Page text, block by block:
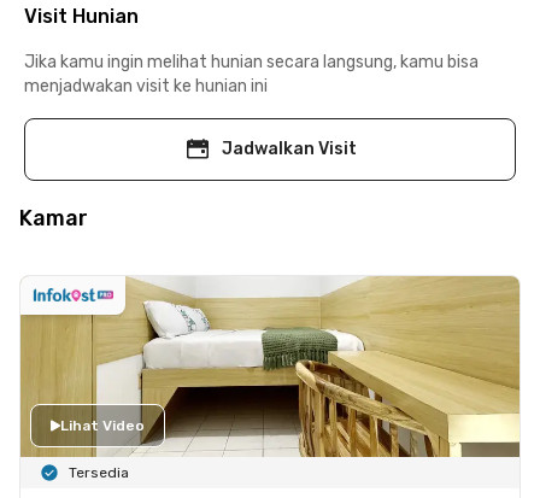
Visit Hunian
Jika kamu ingin melihat hunian secara langsung, kamu bisa
menjadwakan visit ke hunian ini
Jadwalkan Visit
Kamar
Lihat Video
Tersedia